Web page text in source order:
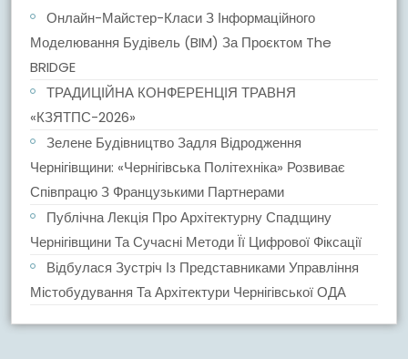
Онлайн-Майстер-Класи З Інформаційного
Моделювання Будівель (BIM) За Проєктом The
BRIDGE
ТРАДИЦІЙНА КОНФЕРЕНЦІЯ ТРАВНЯ
«КЗЯТПС-2026»
Зелене Будівництво Задля Відродження
Чернігівщини: «Чернігівська Політехніка» Розвиває
Співпрацю З Французькими Партнерами
Публічна Лекція Про Архітектурну Спадщину
Чернігівщини Та Сучасні Методи Її Цифрової Фіксації
Відбулася Зустріч Із Представниками Управління
Містобудування Та Архітектури Чернігівської ОДА